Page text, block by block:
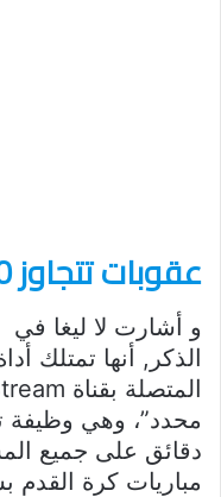
عقوبات تتجاوز 250 يورو
و أشارت لا ليغا في
محدد”، وهي وظيفة
دقائق على جميع
مباريات كرة القدم